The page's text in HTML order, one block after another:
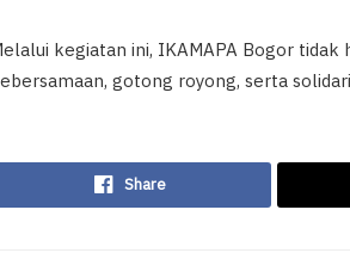
kegiatan ini, IKAMAPA Bogor
gotong royong, serta
Share